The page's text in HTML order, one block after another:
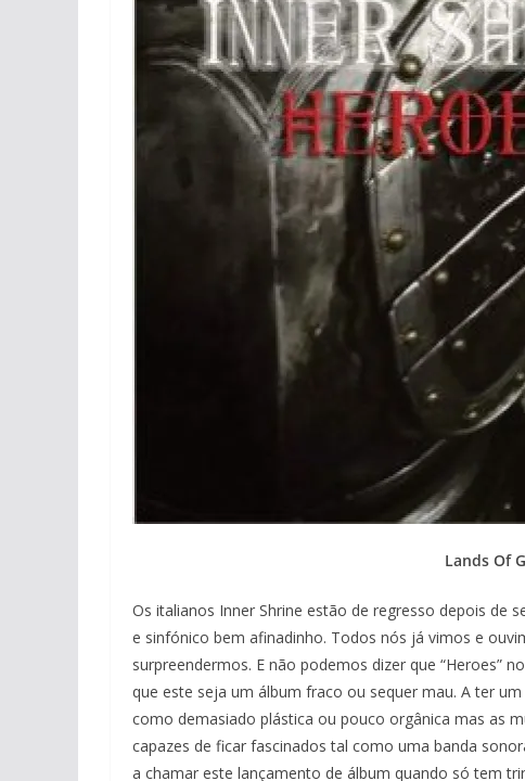
Lands Of
Os italianos Inner Shrine estão de regresso depois de
e sinfónico bem afinadinho. Todos nós já vimos e
surpreendermos. E não podemos dizer que “Heroes”
que este seja um álbum fraco ou sequer mau. A ter
como demasiado plástica ou pouco orgânica mas as
capazes de ficar fascinados tal como uma banda
a chamar este lançamento de álbum quando só tem